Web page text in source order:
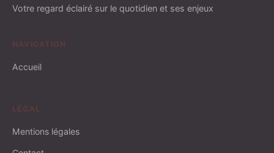
Votre regard éclairé sur le quotidien et ses enjeux
NAVIGATION
Accueil
LÉGAL
Mentions légales